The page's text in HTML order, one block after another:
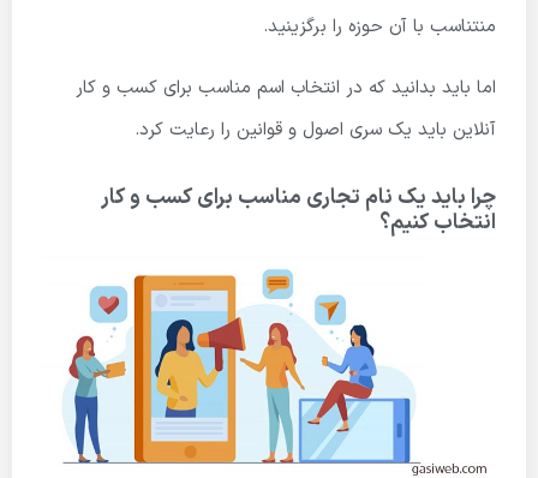
منتناسب با آن حوزه را برگزینید.
اما باید بدانید که در انتخاب اسم مناسب برای کسب و کار
آنلاین باید یک سری اصول و قوانین را رعایت کرد.
چرا باید یک نام تجاری مناسب برای کسب و کار
انتخاب کنیم؟